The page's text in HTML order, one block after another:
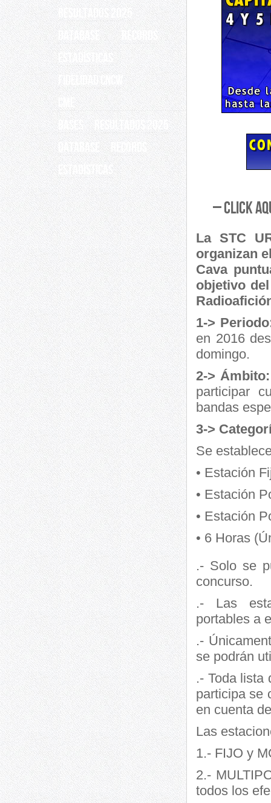
RESULTADOS 2025
Database
Records
ESTADÍSTICAS
Fidelidad CNCW
CME
BASES
RESULTADOS 2025
Database
Records
ESTADÍSTICAS
– Click
La STC
organizan
Cava
objetivo
1->
en 2016
domingo.
2-> Ámbito:
participar
bandas
3->
Se
• Estación
• Estación
• Estación
• 6 Horas
.- Solo se
concurso.
.- Las
portables a
.-
se podrán
.- Toda lista
participa se
en cuenta
Las
1.- FIJO y
2.-
todos los